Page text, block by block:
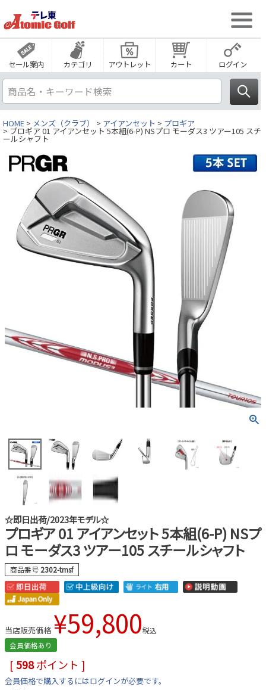
セール案内 カテゴリ アウトレット カート ログイン
HOME メンズ（クラブ） アイアンセット プロギア
プロギア 01 アイアンセット 5本組(6-P) NSプロ モーダス3 ツアー105 スチ
ールシャフト
☆即日出荷/2023年モデル☆
プロギア 01 アイアンセット 5本組(6-P) NSプ
ロ モーダス3 ツアー105 スチールシャフト
商品番号 2302-tmsf
当店販売価格 ¥59,800税込
会員価格あり
[598ポイント ]
会員価格で購入するにはログインが必要です。